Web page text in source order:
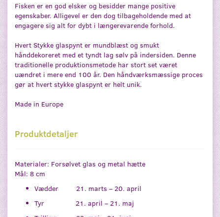
Fisken er en god elsker og besidder mange positive
egenskaber. Alligevel er den dog tilbageholdende med at
engagere sig alt for dybt i længerevarende forhold.
Hvert Stykke glaspynt er mundblæst og smukt
hånddekoreret med et tyndt lag sølv på indersiden. Denne
traditionelle produktionsmetode har stort set været
uændret i mere end 100 år. Den håndværksmæssige proces
gør at hvert stykke glaspynt er helt unik.
Made in Europe
Produktdetaljer
Materialer: Forsølvet glas og metal hætte
Mål: 8 cm
Vædder 21. marts – 20. april
Tyr 21. april – 21. maj